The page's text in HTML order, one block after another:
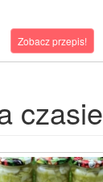
Zobacz przepis!
czasie